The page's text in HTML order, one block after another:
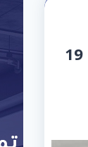
أسعار الريال السعودي أمام الجنيه المصري اليوم الخميس 19